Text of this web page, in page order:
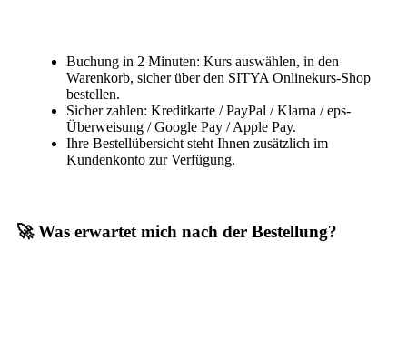
Buchung in 2 Minuten: Kurs auswählen, in den
Warenkorb, sicher über den SITYA Onlinekurs-Shop
bestellen.
Sicher zahlen: Kreditkarte / PayPal / Klarna / eps-
Überweisung / Google Pay / Apple Pay.
Ihre Bestellübersicht steht Ihnen zusätzlich im
Kundenkonto zur Verfügung.
🚀 Was erwartet mich nach der Bestellung?